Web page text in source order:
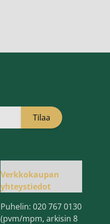
Tilaa
Verkkokaupan
yhteystiedot
Puhelin: 020 767 0130
(pvm/mpm, arkisin 8